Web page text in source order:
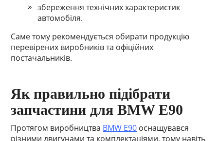
збереження технічних характеристик
автомобіля.
Саме тому рекомендується обирати продукцію
перевірених виробників та офіційних
постачальників.
Як правильно підібрати
запчастини для BMW E90
Протягом виробництва BMW E90 оснащувався
різними двигунами та комплектаціями, тому навіть